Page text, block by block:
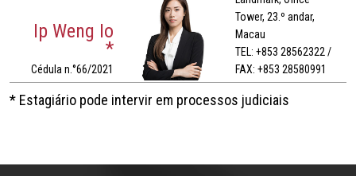
Ip Weng Io
*
Cédula n.°66/2021
Tower, 23.º andar,
Macau
TEL: +853 28562322 /
FAX: +853 28580991
* Estagiário pode intervir em processos judiciais